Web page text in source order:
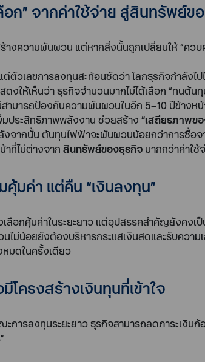
อก” จากค่าใช้จ่าย สู่สินทรัพย์ข
ร้างความผันผวน แต่หากสิ่งนั้นถูกเปลี่ยนให้ “ค
วเลขการลงทุนสะท้อนชัดว่า โลกธุรกิจกำลังไป
งให้เห็นว่า ธุรกิจจำนวนมากไม่ได้เลือก “ทนต้น
สามารถป้องกันความผันผวนในอีก 5–10 ปีข้างห
มประสิทธิภาพพลังงาน ช่วยสร้าง “เสถียรภาพข
จากนั้น ต้นทุนไฟฟ้าจะผันผวนน้อยกว่าการซื้อจ
าที่ไม่ต่างจาก สินทรัพย์ของธุรกิจ มากกว่าค่าใช้
มค่า แต่คืน “เงินลงทุน”
ลือกคุ้มค่าในระยะยาว แต่อุปสรรคสำคัญยังคง
ม่น้อยยังต้องบริหารกระแสเงินสดและรับความ
หมดในครั้งเดียว
โครงสร้างเงินทุนที่เข้าใจ
ะการลงทุนระยะยาว ธุรกิจสามารถลดภาระเงิน